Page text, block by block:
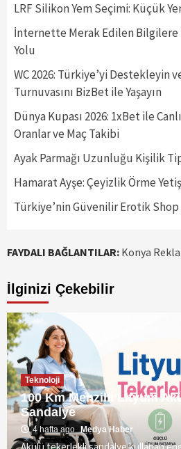
LRF Silikon Yem Seçimi: Küçük
İnternette Merak Edilen Bilgilere
Yolu
WC 2026: Türkiye’yi Destekleyin
Turnuvasını BizBet ile Yaşayın
Dünya Kupası 2026: 1xBet ile
Oranlar ve Maç Takibi
Ayak Parmağı Uzunluğu Kişilik
Hamarat Ayşe: Çeyizlik Örme
Türkiye’nin Güvenilir Erotik
FAYDALI BAĞLANTILAR: Konya
İlginizi Çekebilir
Teknoloji
100 Km Menzilli Lityum
Sandalye
4 hafta ago Medya Haber